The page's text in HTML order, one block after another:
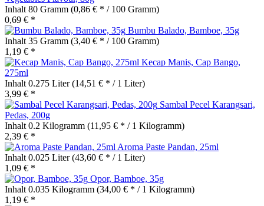
Inhalt 80 Gramm (0,86 € * / 100 Gramm)
0,69 € *
Bumbu Balado, Bamboe, 35g
Inhalt 35 Gramm (3,40 € * / 100 Gramm)
1,19 € *
Kecap Manis, Cap Bango,
275ml
Inhalt 0.275 Liter(14,51 € * / 1 Liter)
3,99 € *
Sambal Pecel Karangsari,
Pedas, 200g
Inhalt 0.2 Kilogramm (11,95 € * / 1 Kilogramm)
2,39 € *
Aroma Paste Pandan, 25ml
Inhalt 0.025 Liter(43,60 € * / 1 Liter)
1,09 € *
Opor, Bamboe, 35g
Inhalt 0.035 Kilogramm (34,00 € * / 1 Kilogramm)
1,19 € *